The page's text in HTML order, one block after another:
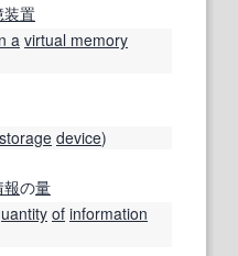
装置
a virtual memory
device)
報の量
of information